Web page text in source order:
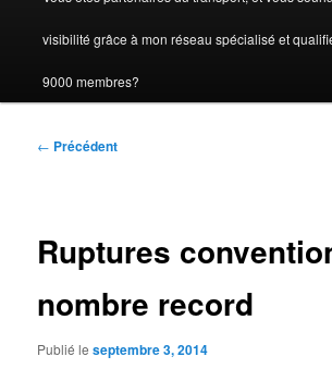
visibilité grâce à mon réseau spécialisé et
9000 membres?
Navigation
← Précédent
Ruptures
nombre record
Publié leseptembre 3, 2014